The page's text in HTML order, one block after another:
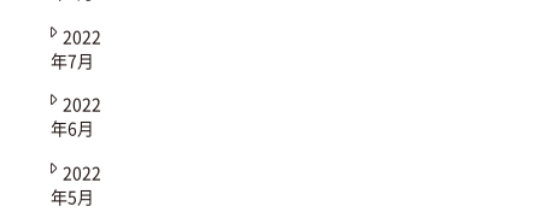
2022
年7月
2022
年6月
2022
年5月